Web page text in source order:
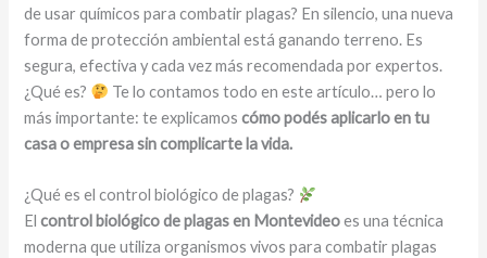
de usar químicos para combatir plagas? En silencio, una nueva
forma de protección ambiental está ganando terreno. Es
segura, efectiva y cada vez más recomendada por expertos.
¿Qué es?
Te lo contamos todo en este artículo… pero lo
más importante: te explicamoscómo podés aplicarlo en tu
casa o empresa sin complicarte la vida.
¿Qué es el control biológico de plagas?
Elcontrol biológico de plagas en Montevideoes una técnica
moderna que utiliza organismos vivos para combatir plagas